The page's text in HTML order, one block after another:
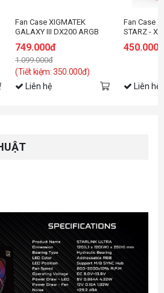
Fan Case XIGMATEK
GALAXY III DX200 ARGB
x2, CONTROLLER, POWER
HUB)
749.000đ
1.099.000đ
(Tiết kiệm: 350.000đ)
Liên hệ
Fan Case
STARZ -
450.000đ
Liên hệ